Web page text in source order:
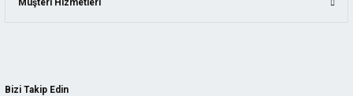
Bizi Takip Edin
Müşteri Hizmetleri